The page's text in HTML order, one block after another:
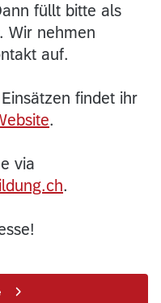
füllt bitte als
Wir nehmen
auf.
findet ihr
.
via
.